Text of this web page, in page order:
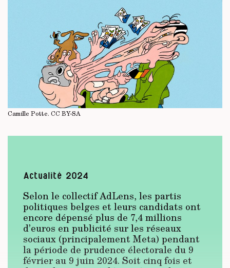
Camille Potte. CC BY-SA
Actualité 2024
Selon le collectif AdLens, les partis
politiques belges et leurs candidats ont
encore dépensé plus de 7,4 millions
d’euros en publicité sur les réseaux
sociaux (principalement Meta) pendant
la période de prudence électorale du 9
février au 9 juin 2024. Soit cinq fois et